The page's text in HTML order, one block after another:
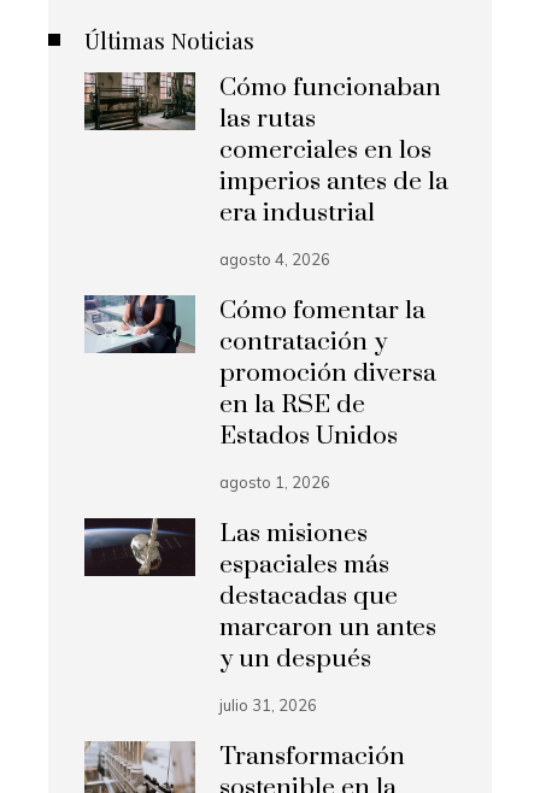
Últimas Noticias
Cómo funcionaban
las rutas
comerciales en los
imperios antes de la
era industrial
agosto 4, 2026
Cómo fomentar la
contratación y
promoción diversa
en la RSE de
Estados Unidos
agosto 1, 2026
Las misiones
espaciales más
destacadas que
marcaron un antes
y un después
julio 31, 2026
Transformación